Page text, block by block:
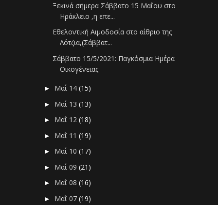
Ξεκινά σήμερα Σάββατο 15 Μαΐου στο
Ηράκλειο ,η επε...
Εθελοντική Αιμοδοσία στο αίθριο της
Λότζια,(Σάββατ...
Σάββατο 15/5/2021: Παγκόσμια Ημέρα
Οικογένειας
► Μαΐ 14(15)
► Μαΐ 13(13)
► Μαΐ 12(18)
► Μαΐ 11(19)
► Μαΐ 10(17)
► Μαΐ 09(21)
► Μαΐ 08(16)
► Μαΐ 07(19)